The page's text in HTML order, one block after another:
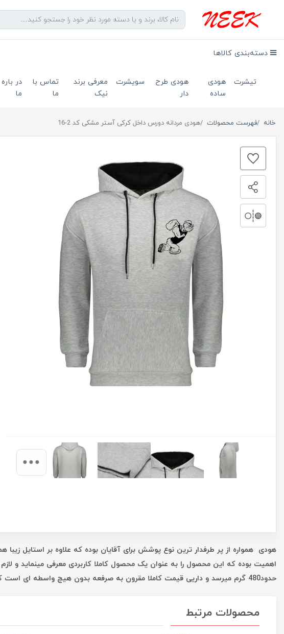
دسته‌بندی کالاها
تیشرت
هودی
ساده
هودی طرح
دار
سویشرت
معرفی برند
نیک
تماس با
ما
در باره
ما
خانه فهرست محصولات هودی مردانه دورس داخل کرکی آستر مشکی کد 2-16
هودی همواره از پر طرفدار ترین نوع پوشش برای آقایان بوده که علاوه بر استایل
اهمیت بوده که این محصول را به عنوان یک محصول کاملا کاربردی معرفی مینماید
حدود480 گرم میرسد و داریی قیمت کاملا مقرون به صرفعه بدون هیچ واسطه ای است که همه این موارد شما را در یک خرید خوب یاری میکند.
محصولات مرتبط